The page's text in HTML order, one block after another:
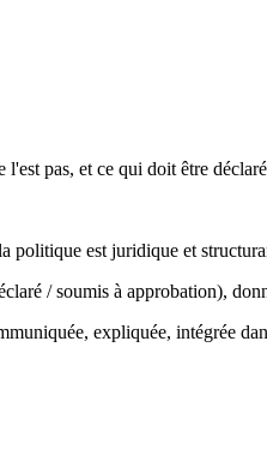
pas, et ce qui doit être
est juridique et
/ soumis à approbation),
expliquée, intégrée